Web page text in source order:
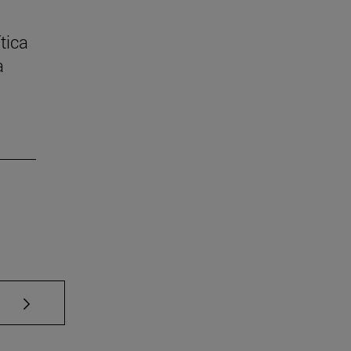
TAB para desplazarse.